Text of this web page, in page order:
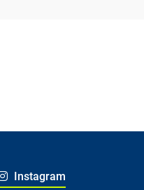
Instagram